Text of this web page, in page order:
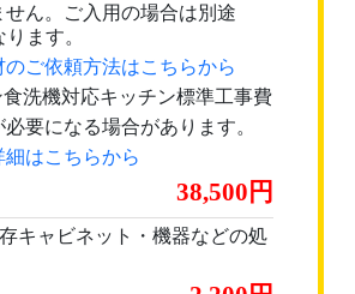
せん。ご入用の場合は別途
ます。
のご依頼方法はこちらから
洗機対応キッチン標準工事費
要になる場合があります。
はこちらから
38,500
キャビネット・機器などの処